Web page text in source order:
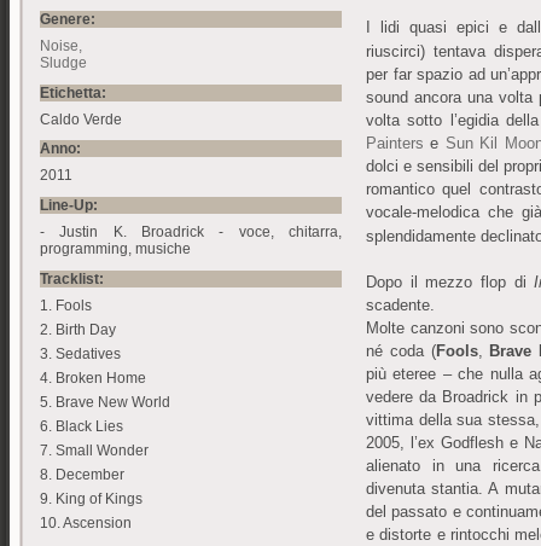
Genere:
Noise
Sludge
Etichetta:
Caldo Verde
Anno:
2011
Line-Up:
- Justin K. Broadrick - voce, chitarra,
programming, musiche
Tracklist:
1. Fools
2. Birth Day
3. Sedatives
4. Broken Home
5. Brave New World
6. Black Lies
7. Small Wonder
8. December
9. King of Kings
10. Ascension
I lidi quasi epici e
riuscirci) tentava
per far spazio ad
sound ancora una volta
volta sotto l’egidia
Painters e Sun Kil
dolci e sensibili del
romantico quel
vocale-melodica che
splendidamente
Dopo il mezzo flop di
scadente.
Molte canzoni sono
né coda (Fools, Brave
più eteree – che nulla
vedere da Broadrick in
vittima della sua
2005, l’ex Godflesh e
alienato in una
divenuta stantia. A
del passato e
e distorte e rintocchi